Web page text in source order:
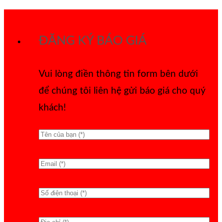
ĐĂNG KÝ BÁO GIÁ
Vui lòng điền thông tin form bên dưới
để chúng tôi liên hệ gửi báo giá cho quý
khách!